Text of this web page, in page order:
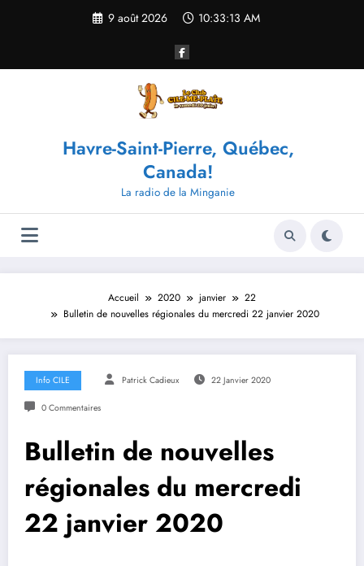
9 août 2026 10:33:13 AM
Havre-Saint-Pierre, Québec,
Canada!
La radio de la Minganie
Accueil 2020 janvier
22
Bulletin de nouvelles régionales du mercredi 22 janvier 2020
Info CILE Patrick Cadieux 22 Janvier 2020
0 Commentaires
Bulletin de nouvelles
régionales du mercredi
22 janvier 2020